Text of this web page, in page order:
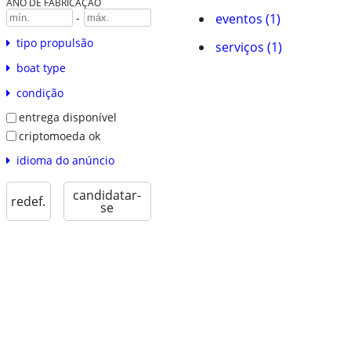
-
tipo propulsão
boat type
condição
entrega disponível
criptomoeda ok
idioma do anúncio
redef. candidatar-
se
eventos (1)
serviços (1)